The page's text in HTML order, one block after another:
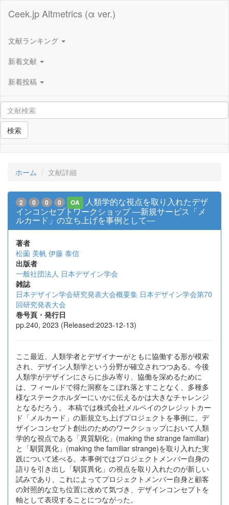
Ceek.jp Altmetrics (α ver.)
文献ランキング
新着文献
新着投稿
検索
ホーム 文献詳細
2 0 0 0 OA
人類学的な視点を取り入れたデザ
インコンセプトワークショップ ―新規サービス「メ
ルカード」の立ち上げを事例として―
著者
松薗 美帆 伊藤 泰信
出版者
一般社団法人 日本デザイン学会
雑誌
日本デザイン学会研究発表大会概要集 日本デザイン学会第70
回研究発表大会
巻号頁・発行日
pp.240, 2023 (Released:2023-12-13)
ここ最近、人類学者とデザイナーがともに協働する形が模索
され、デザイン人類学という分野が確立されつつある。今後
人類学がデザインにさらに歩み寄り、協働を深めるために
は、フィールドで得た洞察をこぼれ落とすことなく、多種多
様なステークホルダーにいかに伝えるかは大きなチャレンジ
となるだろう。 本稿では株式会社メルペイのクレジットカー
ド「メルカード」の新規立ち上げプロジェクトを事例に、デ
ザインコンセプト創出のためのワークショップにおいて人類
学的な視点である「異質馴化」(making the strange familiar)
と「馴質異化」(making the familiar strange)を取り入れた実
践について述べる。本事例ではプロジェクトメンバー自身の
語りを引き出し「馴質異化」の視点を取り入れたのが新しい
試みであり、これによってプロジェクトメンバー自身と顧客
の対照的な立ち位置に改めて気づき、デザインコンセプトを
軸として表現することにつながった。